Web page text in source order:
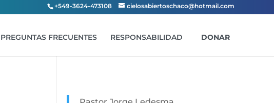
+549-3624-473108 cielosabiertoschaco@hotmail.com
PREGUNTAS FRECUENTES RESPONSABILIDAD DONAR